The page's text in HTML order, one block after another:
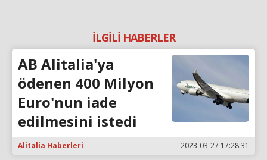
İLGİLİ HABERLER
AB Alitalia'ya
ödenen 400 Milyon
Euro'nun iade
edilmesini istedi
Alitalia Haberleri 2023-03-27 17:28:31